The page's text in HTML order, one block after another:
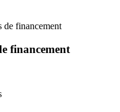
de financement
financement